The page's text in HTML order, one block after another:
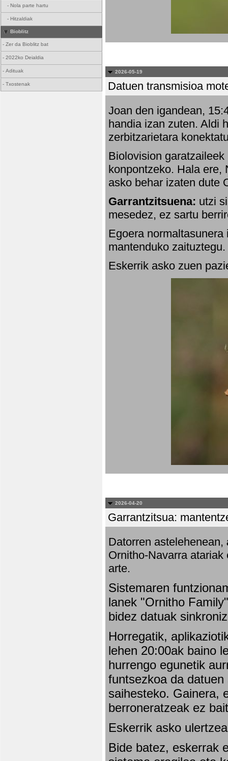
- Nola parte hartu
- Hitzaldiak
Bioblitz
- Zer da Bioblitz bat
- 2022ko Deialdia
- Adituak
- Txostenak
2026-05-19
Datuen transmisioa
Joan den igandean,
handia izan zuten. Aldi
zerbitzarietara
Biolovision
konpontzeko. Hala ere,
asko behar izaten dute
Garrantzitsuena: utzi
mesedez, ez sartu
Egoera
mantenduko
Eskerrik asko zuen
2026-04-20
Garrantzitsua:
Datorren astelehenean,
Ornitho-Navarra
arte.
Sistemaren
lanek "Ornitho
bidez datuak
Horregatik,
lehen 20:00ak baino
hurrengo egunetik
funtsezkoa da
saihesteko. Gainera,
berroneratzeak ez
Eskerrik asko
Bide batez, eskerrak